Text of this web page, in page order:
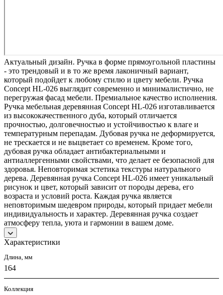
Актуальный дизайн. Ручка в форме прямоугольной пластины
- это трендовый и в то же время лаконичный вариант,
который подойдет к любому стилю и цвету мебели. Ручка
Concept HL-026 выглядит современно и минималистично, не
перегружая фасад мебели. Премиальное качество исполнения.
Ручка мебельная деревянная Concept HL-026 изготавливается
из высококачественного дуба, который отличается
прочностью, долговечностью и устойчивостью к влаге и
температурным перепадам. Дубовая ручка не деформируется,
не трескается и не выцветает со временем. Кроме того,
дубовая ручка обладает антибактериальными и
антиаллергенными свойствами, что делает ее безопасной для
здоровья. Неповторимая эстетика текстуры натурального
дерева. Деревянная ручка Concept HL-026 имеет уникальный
рисунок и цвет, который зависит от породы дерева, его
возраста и условий роста. Каждая ручка является
неповторимым шедевром природы, который придает мебели
индивидуальность и характер. Деревянная ручка создает
атмосферу тепла, уюта и гармонии в вашем доме.
Характеристики
Длина, мм
164
Коллекция